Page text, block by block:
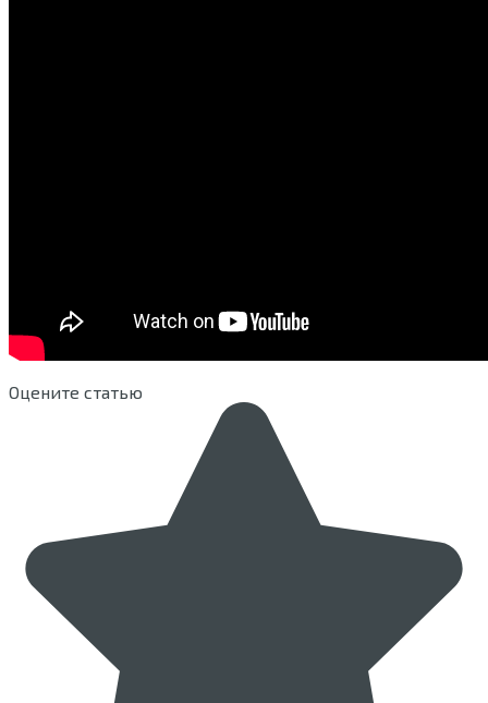
Оцените статью